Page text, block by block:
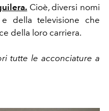
Cioè, diversi nomi
della televisione che
della loro carriera.
tutte le acconciature a